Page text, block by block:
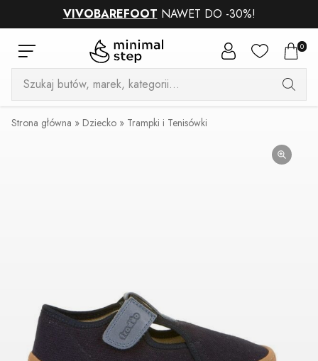
VIVOBAREFOOT NAWET DO -30%!
0
Wyszukiwarka
produktów
Strona główna » Dziecko » Trampki i Tenisówki